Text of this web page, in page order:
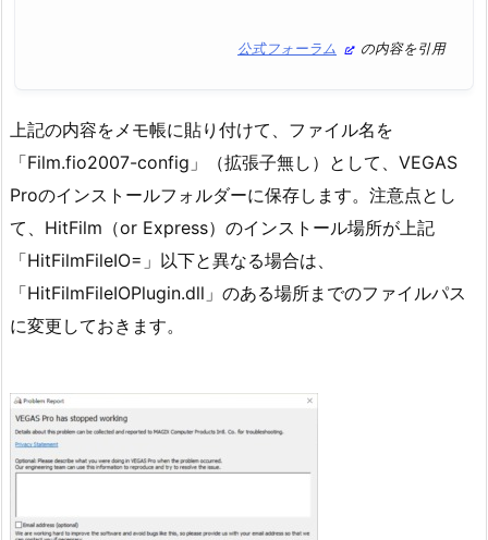
公式フォーラム の内容を引用
上記の内容をメモ帳に貼り付けて、ファイル名を
「Film.fio2007-config」（拡張子無し）として、VEGAS
Proのインストールフォルダーに保存します。注意点とし
て、HitFilm（or Express）のインストール場所が上記
「HitFilmFileIO=」以下と異なる場合は、
「HitFilmFileIOPlugin.dll」のある場所までのファイルパス
に変更しておきます。